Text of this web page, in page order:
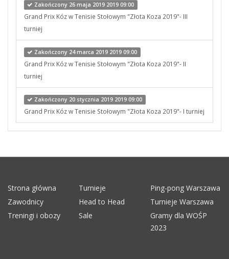
Zakończony 26 maja 2019 2019 09:00
Grand Prix Kóz w Tenisie Stołowym "Złota Koza 2019"- III
turniej
Zakończony 24 marca 2019 2019 09:00
Grand Prix Kóz w Tenisie Stołowym "Złota Koza 2019"- II
turniej
Zakończony 20 stycznia 2019 2019 09:00
Grand Prix Kóz w Tenisie Stołowym "Złota Koza 2019"- I turniej
Strona główna Turnieje
Ping-pong Warszawa
Zawodnicy
Head to Head
Turnieje Warszawa
Treningi i obozy
Sale
Gramy dla WOŚP
2023